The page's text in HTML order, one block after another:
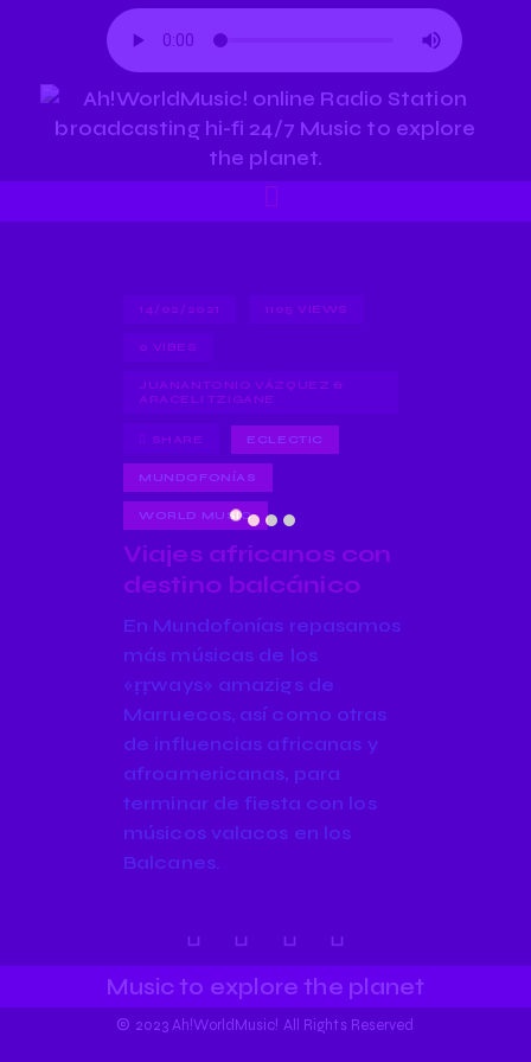
14/02/2021 1105 VIEWS
0 VIBES
JUANANTONIO VÁZQUEZ &
ARACELI TZIGANE
SHARE ECLECTIC
MUNDOFONÍAS
WORLD MUSIC
Viajes africanos con
destino balcánico
En Mundofonías repasamos
más músicas de los
«ṛṛways» amazigs de
Marruecos, así como otras
de influencias africanas y
afroamericanas, para
terminar de fiesta con los
músicos valacos en los
Balcanes.
Music to explore the planet
© 2023 Ah!WorldMusic! All Rights Reserved